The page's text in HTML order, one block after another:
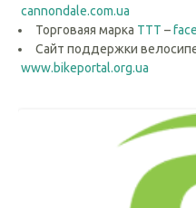
cannondale.com.ua
Торговаяя марка ТТТ –
Cайт поддержки
www.bikeportal.org.ua